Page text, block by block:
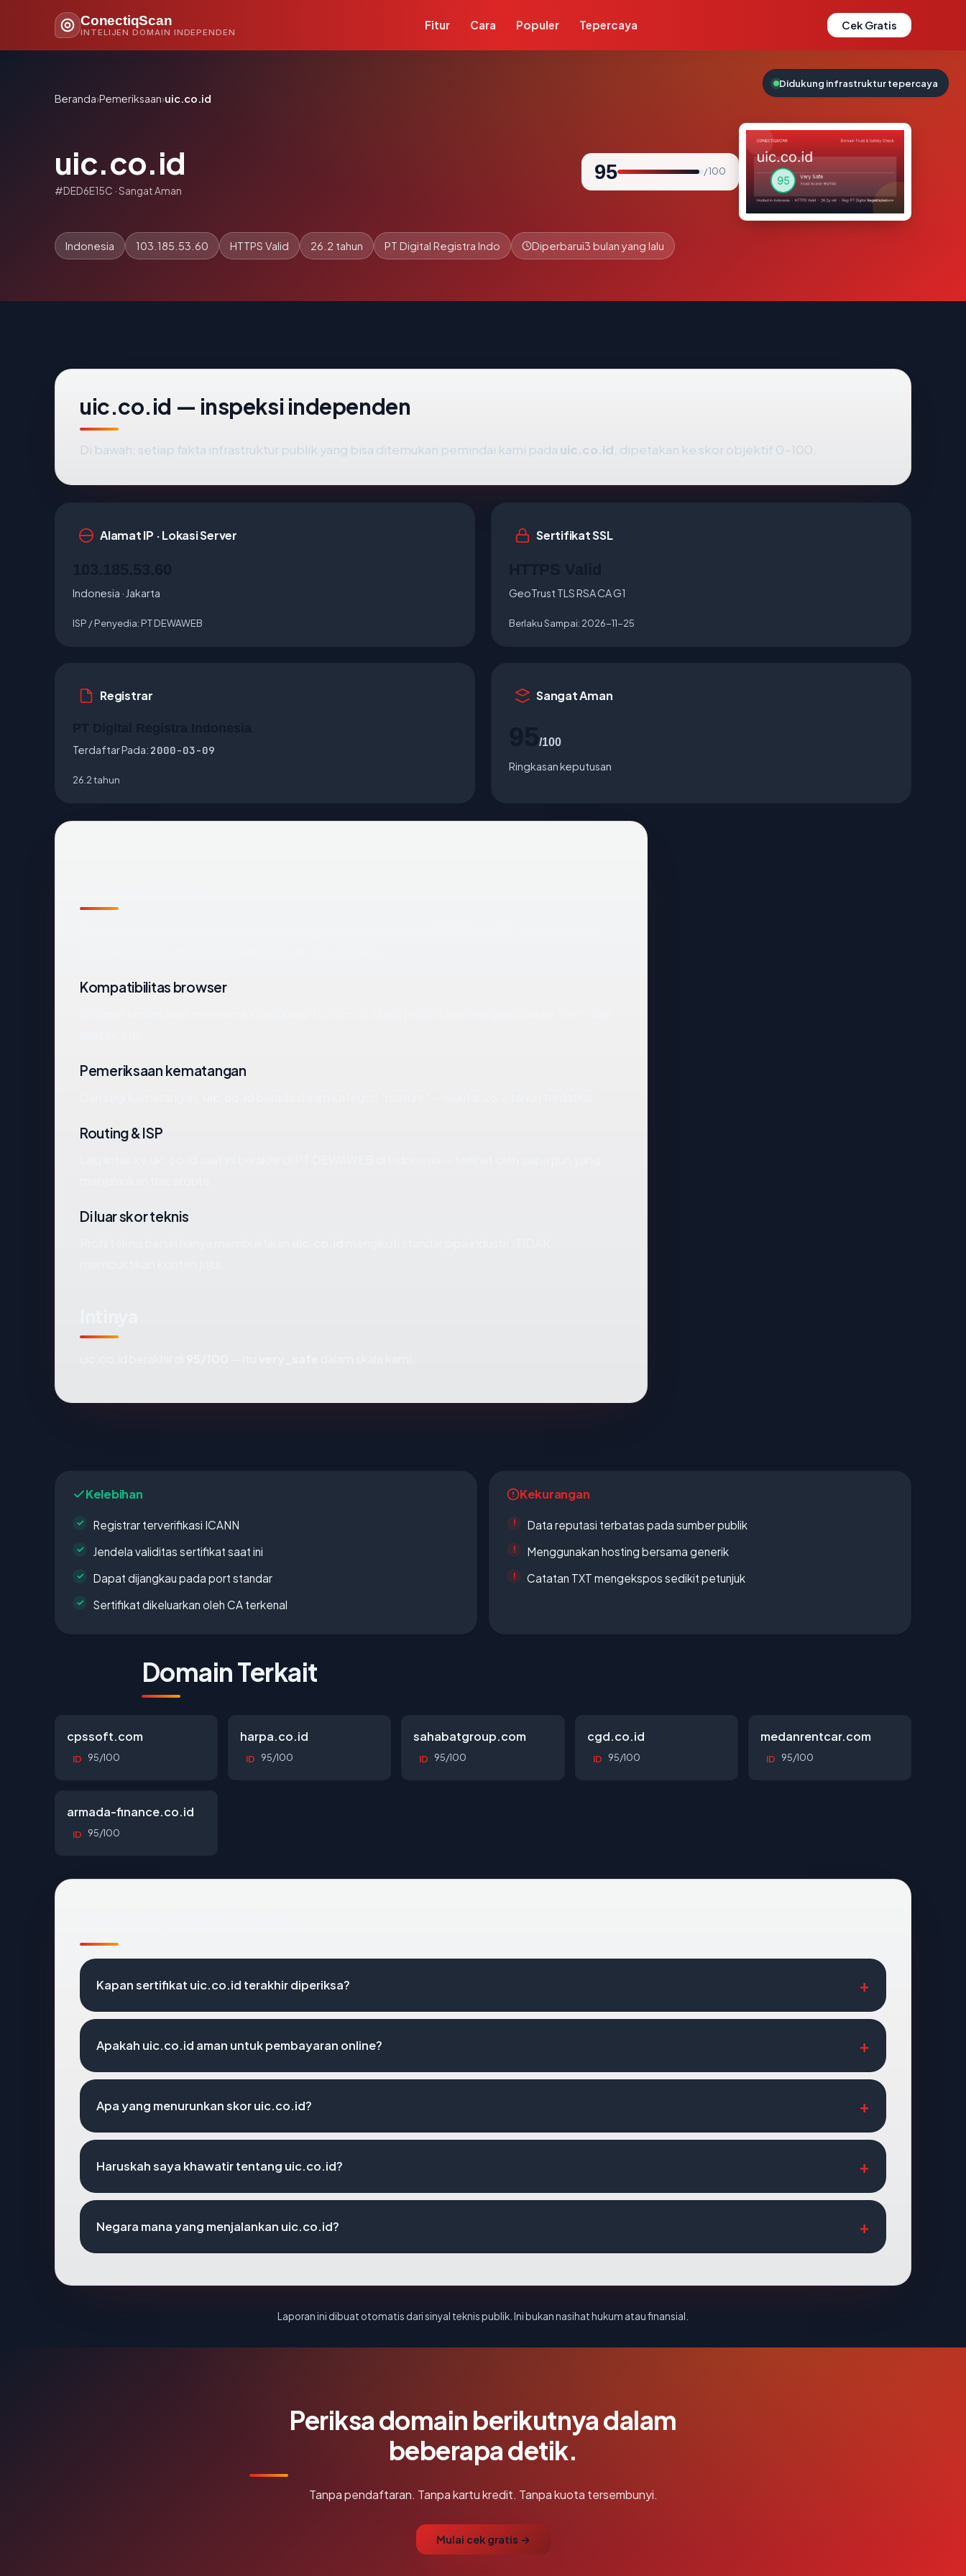
ConectiqScan
INTELIJEN DOMAIN INDEPENDEN
Fitur Cara Populer Tepercaya Cek Gratis
Beranda›Pemeriksaan›uic.co.id
uic.co.id
#DED6E15C · Sangat Aman
95 / 100
Indonesia 103.185.53.60 HTTPS Valid 26.2 tahun PT Digital Registra Indo Diperbarui3 bulan yang lalu
uic.co.id — inspeksi independen
Di bawah: setiap fakta infrastruktur publik yang bisa ditemukan pemindai kami pada uic.co.id , dipetakan ke skor objektif 0-100.
Alamat IP · Lokasi Server
Indonesia · Jakarta
ISP / Penyedia: PT DEWAWEB
Sertifikat SSL
GeoTrust TLS RSA CA G1
Berlaku Sampai: 2026-11-25
Registrar
Terdaftar Pada: 2000-03-09
26.2 tahun
Sangat Aman
/100
Ringkasan keputusan
Kompatibilitas browser
Pemeriksaan kematangan
Routing & ISP
Di luar skor teknis
Kelebihan
Registrar terverifikasi ICANN
Jendela validitas sertifikat saat ini
Dapat dijangkau pada port standar
Sertifikat dikeluarkan oleh CA terkenal
Kekurangan
Data reputasi terbatas pada sumber publik
Menggunakan hosting bersama generik
Catatan TXT mengekspos sedikit petunjuk
Domain Terkait
cpssoft.com
ID 95/100
harpa.co.id
ID 95/100
sahabatgroup.com
ID 95/100
cgd.co.id
ID 95/100
medanrentcar.com
ID 95/100
armada-finance.co.id
ID 95/100
Kapan sertifikat uic.co.id terakhir diperiksa?
Apakah uic.co.id aman untuk pembayaran online?
Apa yang menurunkan skor uic.co.id?
Haruskah saya khawatir tentang uic.co.id?
Negara mana yang menjalankan uic.co.id?
Laporan ini dibuat otomatis dari sinyal teknis publik. Ini bukan nasihat hukum atau finansial.
Periksa domain berikutnya dalam
beberapa detik.
Tanpa pendaftaran. Tanpa kartu kredit. Tanpa kuota tersembunyi.
Mulai cek gratis →
Didukung infrastruktur tepercaya